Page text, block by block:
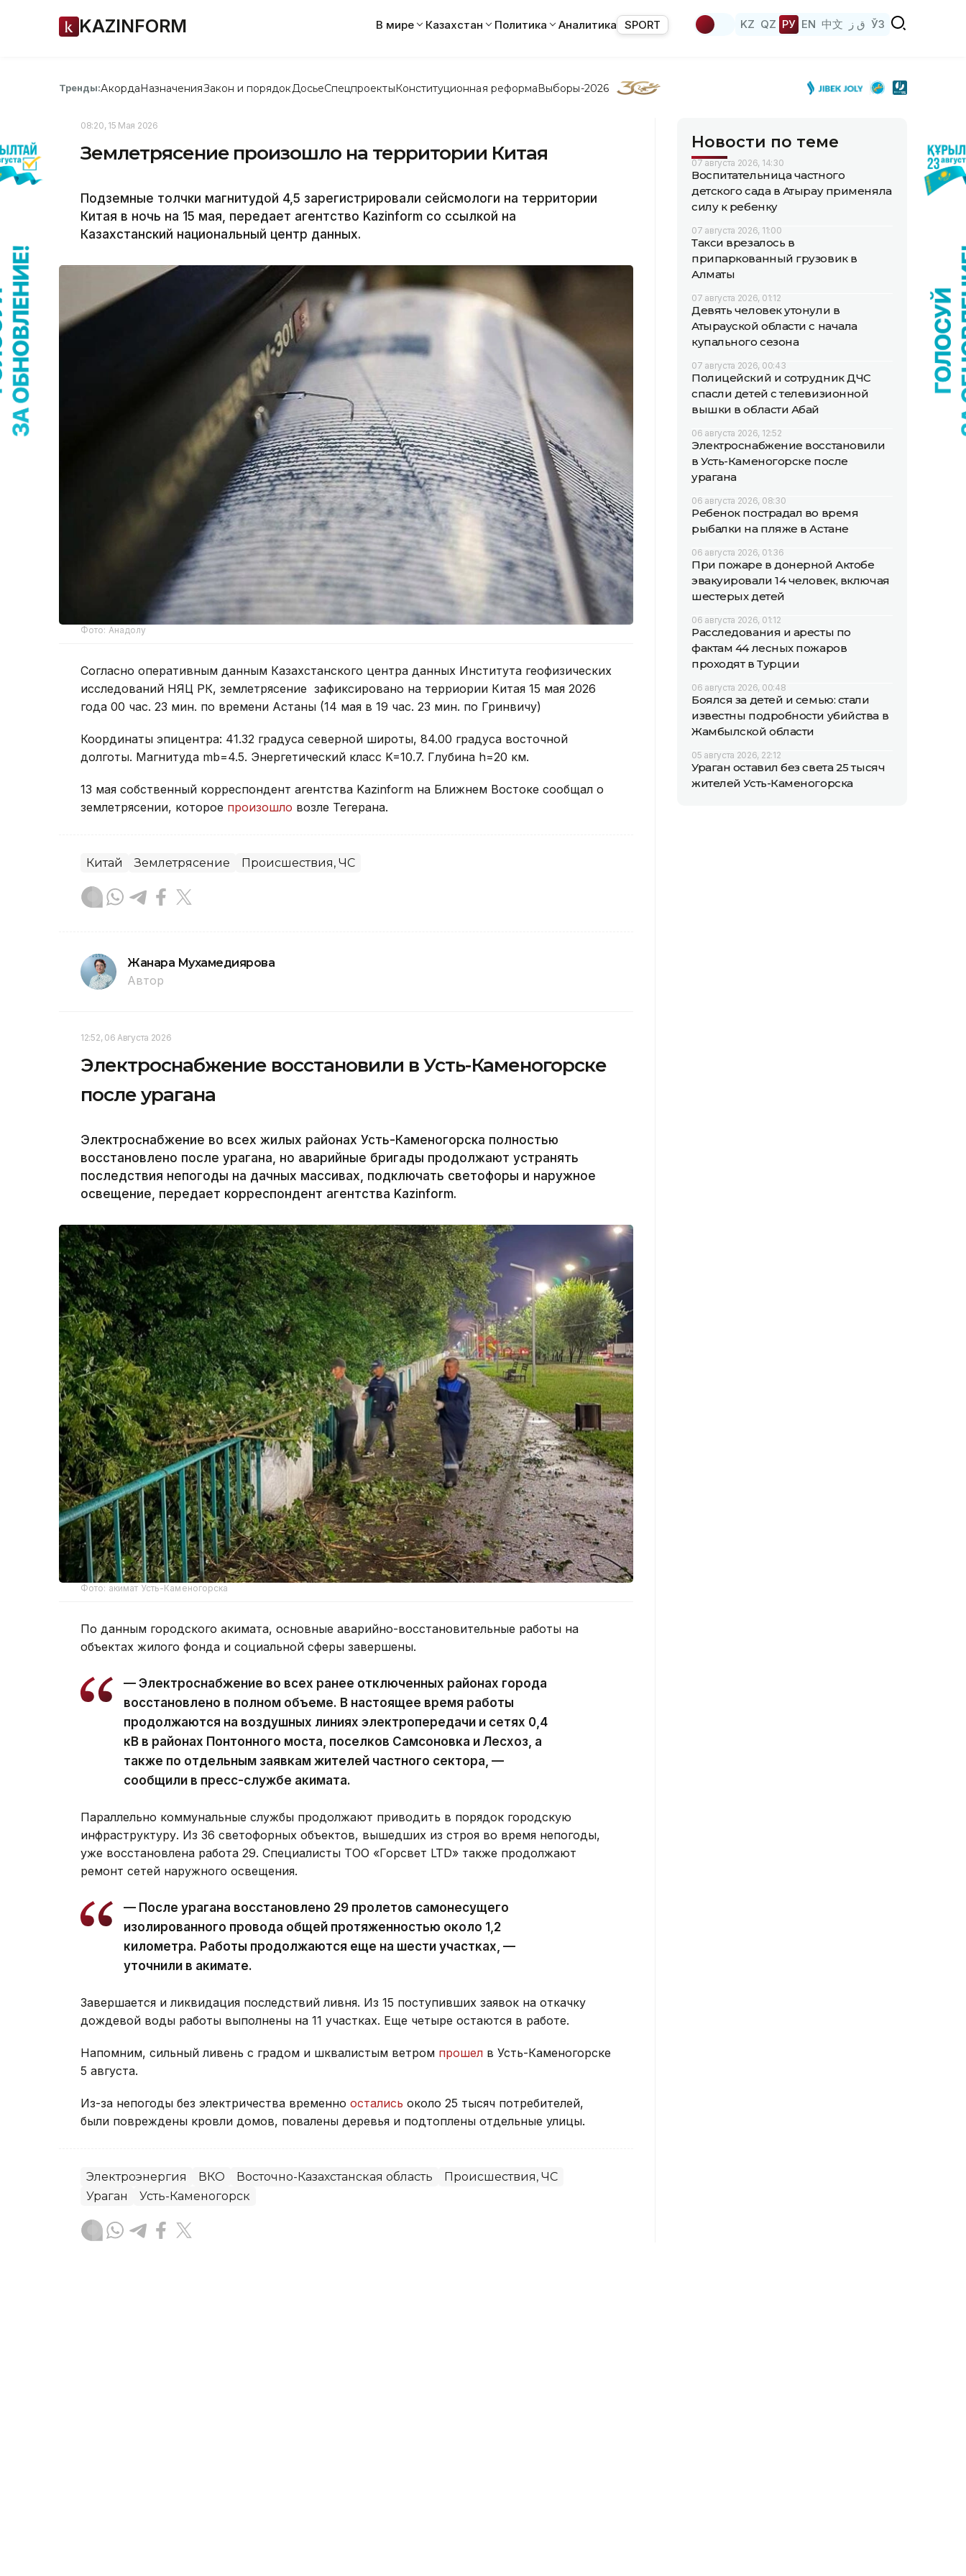
KAZINFORM В мире Казахстан Политика Аналитика SPORT KZ QZ РУ EN 中文 ق ز ЎЗ
Тренды:АкордаНазначенияЗакон и порядок ДосьеСпецпроектыКонституционная реформаВыборы-2026
08:20, 15 Мая 2026
Землетрясение произошло на территории Китая
Подземные толчки магнитудой 4,5 зарегистрировали сейсмологи на территории
Китая в ночь на 15 мая, передает агентство Kazinform со ссылкой на
Казахстанский национальный центр данных.
Фото: Анадолу
Согласно оперативным данным Казахстанского центра данных Института геофизических
исследований НЯЦ РК, землетрясение зафиксировано на терриории Китая 15 мая 2026
года 00 час. 23 мин. по времени Астаны (14 мая в 19 час. 23 мин. по Гринвичу)
Координаты эпицентра: 41.32 градуса северной широты, 84.00 градуса восточной
долготы. Магнитуда mb=4.5. Энергетический класс K=10.7. Глубина h=20 км.
13 мая собственный корреспондент агентства Kazinform на Ближнем Востоке сообщал о
землетрясении, которое произошло возле Тегерана.
Китай Землетрясение Происшествия, ЧС
Жанара Мухамедиярова
Автор
12:52, 06 Августа 2026
Электроснабжение восстановили в Усть-Каменогорске
после урагана
Электроснабжение во всех жилых районах Усть-Каменогорска полностью
восстановлено после урагана, но аварийные бригады продолжают устранять
последствия непогоды на дачных массивах, подключать светофоры и наружное
освещение, передает корреспондент агентства Kazinform.
Фото: акимат Усть-Каменогорска
По данным городского акимата, основные аварийно-восстановительные работы на
объектах жилого фонда и социальной сферы завершены.
— Электроснабжение во всех ранее отключенных районах города
восстановлено в полном объеме. В настоящее время работы
продолжаются на воздушных линиях электропередачи и сетях 0,4
кВ в районах Понтонного моста, поселков Самсоновка и Лесхоз, а
также по отдельным заявкам жителей частного сектора, —
сообщили в пресс-службе акимата.
Параллельно коммунальные службы продолжают приводить в порядок городскую
инфраструктуру. Из 36 светофорных объектов, вышедших из строя во время непогоды,
уже восстановлена работа 29. Специалисты ТОО «Горсвет LTD» также продолжают
ремонт сетей наружного освещения.
— После урагана восстановлено 29 пролетов самонесущего
изолированного провода общей протяженностью около 1,2
километра. Работы продолжаются еще на шести участках, —
уточнили в акимате.
Завершается и ликвидация последствий ливня. Из 15 поступивших заявок на откачку
дождевой воды работы выполнены на 11 участках. Еще четыре остаются в работе.
Напомним, сильный ливень с градом и шквалистым ветром прошел в Усть-Каменогорске
5 августа.
Из-за непогоды без электричества временно остались около 25 тысяч потребителей,
были повреждены кровли домов, повалены деревья и подтоплены отдельные улицы.
Электроэнергия ВКО Восточно-Казахстанская область
Происшествия, ЧС
Ураган
Усть-Каменогорск
Новости по теме
07 августа 2026, 14:30
Воспитательница частного
детского сада в Атырау применяла
силу к ребенку
07 августа 2026, 11:00
Такси врезалось в
припаркованный грузовик в
Алматы
07 августа 2026, 01:12
Девять человек утонули в
Атырауской области с начала
купального сезона
07 августа 2026, 00:43
Полицейский и сотрудник ДЧС
спасли детей с телевизионной
вышки в области Абай
06 августа 2026, 12:52
Электроснабжение восстановили
в Усть-Каменогорске после
урагана
06 августа 2026, 08:30
Ребенок пострадал во время
рыбалки на пляже в Астане
06 августа 2026, 01:36
При пожаре в донерной Актобе
эвакуировали 14 человек, включая
шестерых детей
06 августа 2026, 01:12
Расследования и аресты по
фактам 44 лесных пожаров
проходят в Турции
06 августа 2026, 00:48
Боялся за детей и семью: стали
известны подробности убийства в
Жамбылской области
05 августа 2026, 22:12
Ураган оставил без света 25 тысяч
жителей Усть-Каменогорска